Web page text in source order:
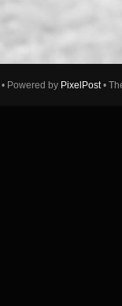
• Powered by PixelPost•